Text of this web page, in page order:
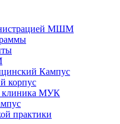
МШМ
Кампус
корпус
клиника МУК
практики